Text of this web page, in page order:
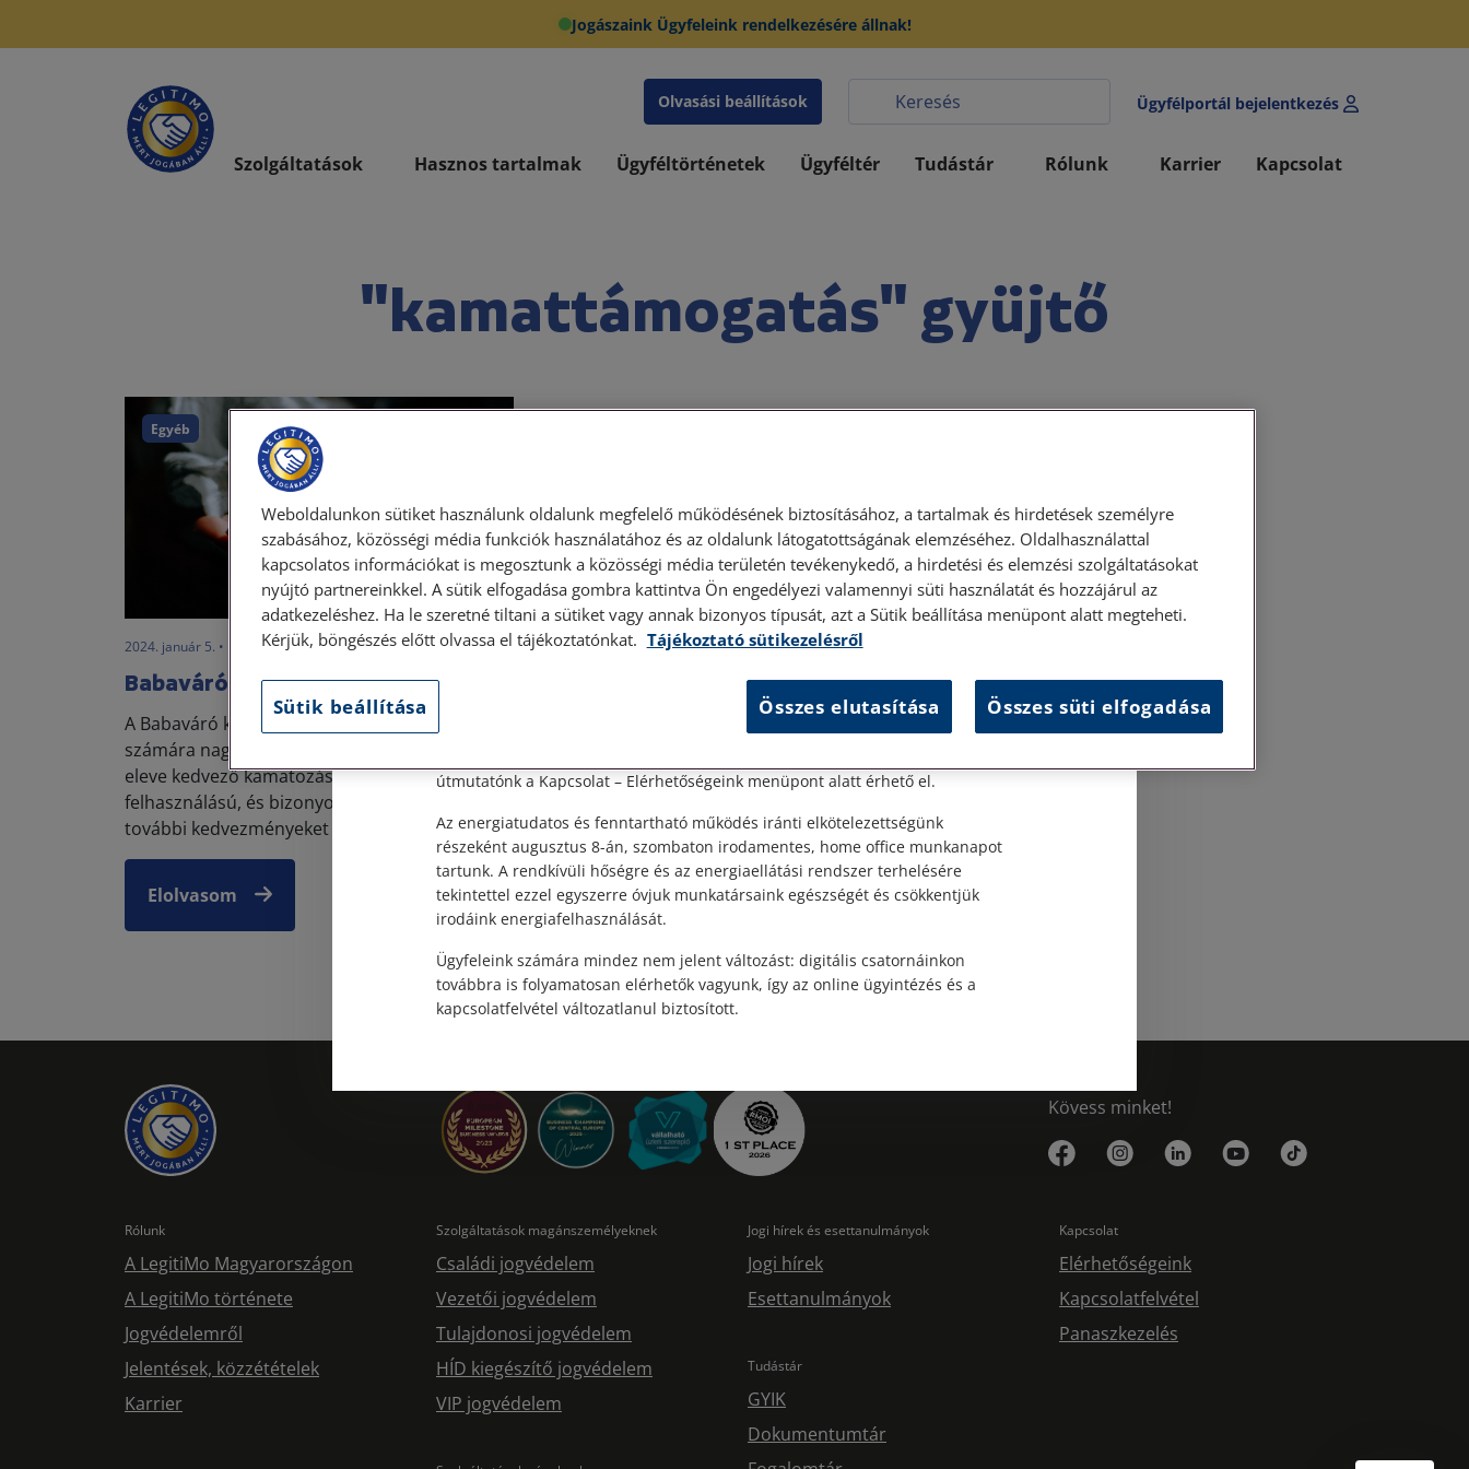
Jogászaink Ügyfeleink rendelkezésére állnak!
Olvasási beállítások Ügyfélportál bejelentkezés
Szolgáltatások Hasznos tartalmak Ügyféltörténetek Ügyféltér Tudástár Rólunk Karrier Kapcsolat
"kamattámogatás" gyüjtő
Egyéb
2024. január 5. • LegitiMoadmin
Babaváró válás után
A Babaváró kölcsön egy fiatal házaspárok
számára nagyon kedvező konstrukció, amely
eleve kedvező kamatozású, szabad
felhasználású, és bizonyos feltételek esetén
további kedvezményeket ad (sőt akár ...
Elolvasom
Kövess minket!
Rólunk
A LegitiMo Magyarországon
A LegitiMo története
Jogvédelemről
Jelentések, közzétételek
Karrier
Szolgáltatások magánszemélyeknek
Családi jogvédelem
Vezetői jogvédelem
Tulajdonosi jogvédelem
HÍD kiegészítő jogvédelem
VIP jogvédelem
Jogi hírek és esettanulmányok
Jogi hírek
Esettanulmányok
Tudástár
GYIK
Dokumentumtár
Kapcsolat
Elérhetőségeink
Kapcsolatfelvétel
Panaszkezelés
Személyes ügyfélfogadás
Személyes ügyfélszolgálatunk telefonon történő előzetes időpontegyeztetés
után, szerdai napokon érhető el.
útmutatónk a Kapcsolat – Elérhetőségeink menüpont alatt érhető el.
Az energiatudatos és fenntartható működés iránti elkötelezettségünk
részeként augusztus 8-án, szombaton irodamentes, home office munkanapot
tartunk. A rendkívüli hőségre és az energiaellátási rendszer terhelésére
tekintettel ezzel egyszerre óvjuk munkatársaink egészségét és csökkentjük
irodáink energiafelhasználását.
Ügyfeleink számára mindez nem jelent változást: digitális csatornáinkon
továbbra is folyamatosan elérhetők vagyunk, így az online ügyintézés és a
kapcsolatfelvétel változatlanul biztosított.
Weboldalunkon sütiket használunk oldalunk megfelelő működésének biztosításához, a tartalmak és hirdetések személyre
szabásához, közösségi média funkciók használatához és az oldalunk látogatottságának elemzéséhez. Oldalhasználattal
kapcsolatos információkat is megosztunk a közösségi média területén tevékenykedő, a hirdetési és elemzési szolgáltatásokat
nyújtó partnereinkkel. A sütik elfogadása gombra kattintva Ön engedélyezi valamennyi süti használatát és hozzájárul az
adatkezeléshez. Ha le szeretné tiltani a sütiket vagy annak bizonyos típusát, azt a Sütik beállítása menüpont alatt megteheti.
Kérjük, böngészés előtt olvassa el tájékoztatónkat. Tájékoztató sütikezelésről
Sütik beállítása Összes elutasítása Összes süti elfogadása